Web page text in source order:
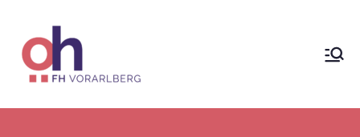
Fachhochsc